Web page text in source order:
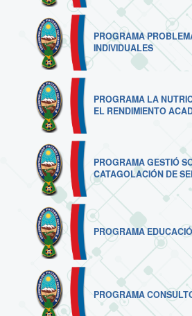
PROGRAMA
INDIVIDUALES
PROGRAMA LA
EL RENDIMIENTO
PROGRAMA GESTIÓ
CATAGOLACIÓN DE
PROGRAMA
PROGRAMA